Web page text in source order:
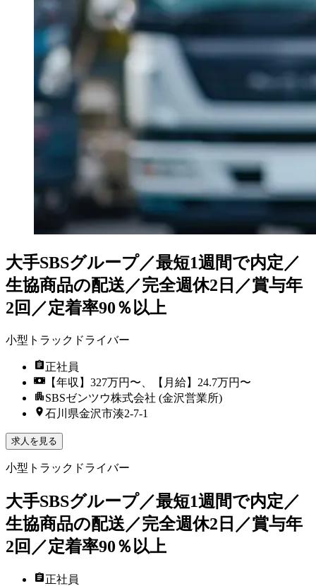
大手SBSグループ／最短1週間で内定／
生協商品の配送／完全週休2日／賞与年
2回／定着率90％以上
小型トラックドライバー
正社員
【年収】327万円〜、【月給】24.7万円〜
SBSゼンツウ株式会社 (金沢営業所)
石川県金沢市湊2-7-1
求人を見る
小型トラックドライバー
大手SBSグループ／最短1週間で内定／
生協商品の配送／完全週休2日／賞与年
2回／定着率90％以上
正社員